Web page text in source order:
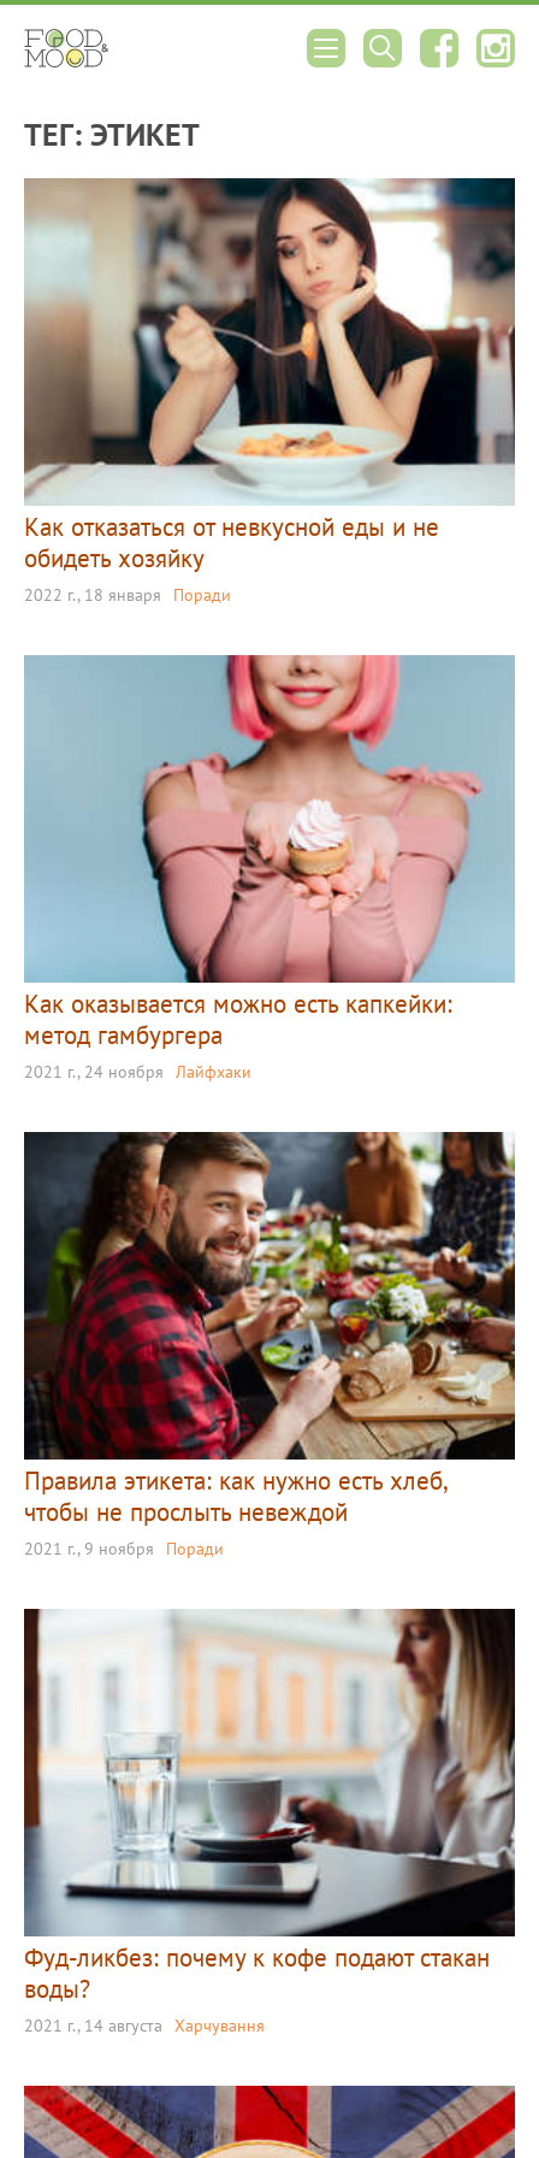
ТЕГ: ЭТИКЕТ
Как отказаться от невкусной еды и не
обидеть хозяйку
2022 г., 18 января Поради
Как оказывается можно есть капкейки:
метод гамбургера
2021 г., 24 ноября Лайфхаки
Правила этикета: как нужно есть хлеб,
чтобы не прослыть невеждой
2021 г., 9 ноября Поради
Фуд-ликбез: почему к кофе подают стакан
воды?
2021 г., 14 августа Харчування